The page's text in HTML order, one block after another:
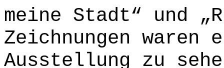
meine Stadt“ und
Zeichnungen waren
Ausstellung zu